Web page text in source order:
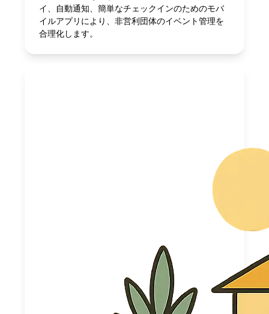
イ、自動通知、簡単なチェックインのためのモバ
イルアプリにより、非営利団体のイベント管理を
合理化します。